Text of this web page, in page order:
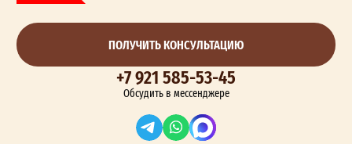
ПОЛУЧИТЬ КОНСУЛЬТАЦИЮ
+7 921 585-53-45
Обсудить в мессенджере